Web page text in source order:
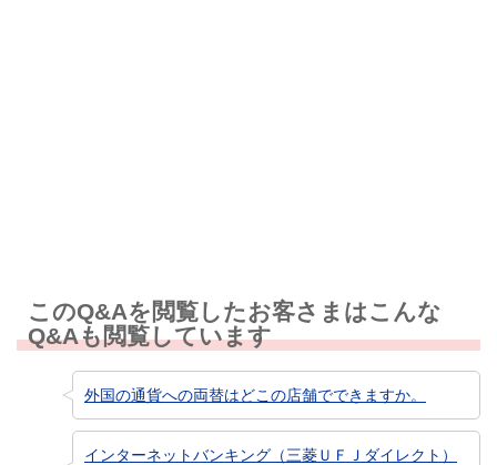
このQ&Aを閲覧したお客さまはこんな
Q&Aも閲覧しています
外国の通貨への両替はどこの店舗でできますか。
インターネットバンキング（三菱ＵＦＪダイレクト）